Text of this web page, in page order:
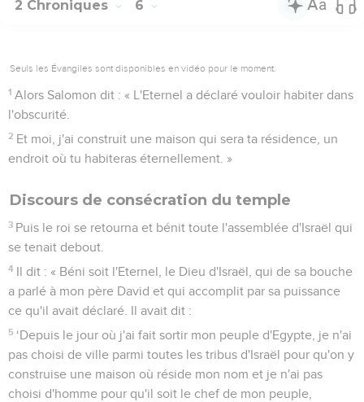
la trompette. –
célébrer et louer l'Eternel, firent retentir les trompettes, les
cymbales et les autres instruments, et ils célébrèrent
l'Eternel par ces paroles : « Il est bon, oui, sa bonté dure
éternellement ! » Alors le temple, la maison de l'Eternel, fut
rempli d'une nuée.
de la nuée. La gloire de l'Eternel remplissait en effet la
2 Chroniques
Seuls les Évangiles sont disponibles en vidéo pour le moment.
1
Alors Salomon dit : « L'Eternel a déclaré vouloir habiter dans
l'obscurité.
2
Et moi, j'ai construit une maison qui sera ta résidence, un